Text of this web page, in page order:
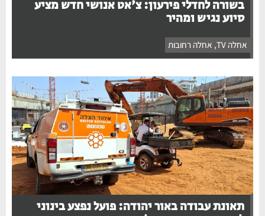
בשורה לחדלי פירעון: צ'אט אנושי חדש מציע
סיוע נגיש ומהיר
אחלה TV ,אחלה רחובות
תאונת עבודה באור יהודה: פועל נפצע בינוני